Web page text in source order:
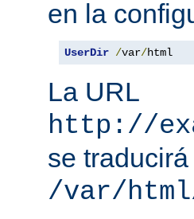
en la
UserDir /var/html
La URL
http://
se
/var/